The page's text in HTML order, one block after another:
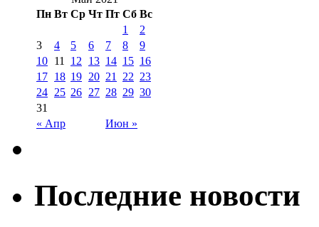
Пн Вт Ср Чт Пт Сб Вс
« Апр Июн »
1
2
3
4 5 6 7 8
9
10 11 12 13 14 15 16
17 18 19 20 21 22 23
24 25 26 27 28 29 30
31
Последние новости